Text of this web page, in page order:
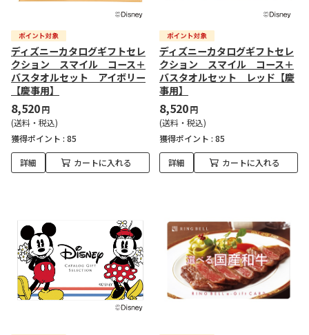
ディズニーカタログギフトセレ
クション スマイル コース＋
バスタオルセット アイボリー
【慶事用】
8,520円
(送料・税込)
獲得ポイント : 85
詳細 カートに入れる
ディズニーカタログギフトセレ
クション スマイル コース＋
バスタオルセット レッド【慶
事用】
8,520円
(送料・税込)
獲得ポイント : 85
詳細 カートに入れる